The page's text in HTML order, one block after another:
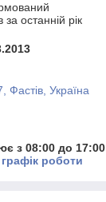
за останній рік
Фастів, Україна
з 08:00 до 17:00
роботи